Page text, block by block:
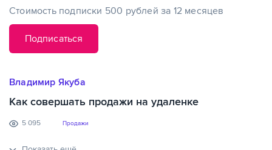
Владимир Якуба
Как совершать продажи на удаленке
5 095 Продажи
Стоимость подписки 500 рублей за 12 месяцев
Подписаться